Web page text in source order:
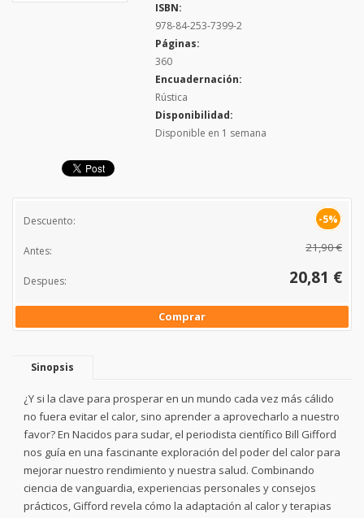
ISBN:
978-84-253-7399-2
Páginas:
360
Encuadernación:
Rústica
Disponibilidad:
Disponible en 1 semana
Descuento: -5%
Antes: 21,90 €
Despues: 20,81 €
Comprar
Sinopsis
¿Y si la clave para prosperar en un mundo cada vez más cálido
no fuera evitar el calor, sino aprender a aprovecharlo a nuestro
favor? En Nacidos para sudar, el periodista científico Bill Gifford
nos guía en una fascinante exploración del poder del calor para
mejorar nuestro rendimiento y nuestra salud. Combinando
ciencia de vanguardia, experiencias personales y consejos
prácticos, Gifford revela cómo la adaptación al calor y terapias